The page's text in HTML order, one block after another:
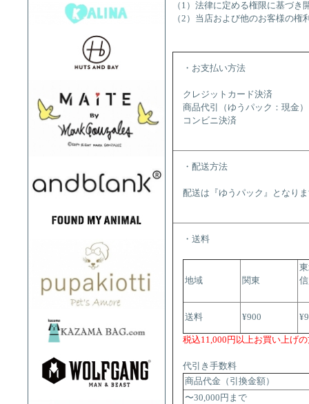
（1）法律に定める権限に基づき
（2）当店および他のお客様の
・お支払い方法
クレジットカード決済
商品代引（ゆうパック：現金）
コンビニ決済
・配送方法
配送は『ゆうパック』となり
・送料
地域 関東
送料 ¥900
税込11,000円以上お買い上げ
代引き手数料
商品代金（引換金額）
〜30,000円まで